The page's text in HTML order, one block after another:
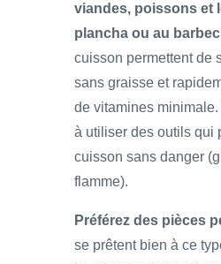
viandes, poissons et
plancha ou au
cuisson permettent de
sans graisse et
de vitamines
à utiliser des outils qui
cuisson sans danger
flamme).
Préférez des pièces
se prêtent bien à ce